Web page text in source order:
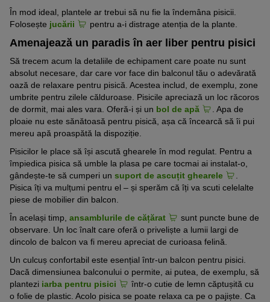
În mod ideal, plantele ar trebui să nu fie la îndemâna pisicii.
Folosește jucării pentru a-i distrage atenția de la plante.
Amenajează un paradis în aer liber pentru pisici
Să trecem acum la detaliile de echipament care poate nu sunt
absolut necesare, dar care vor face din balconul tău o adevărată
oază de relaxare pentru pisică. Acestea includ, de exemplu, zone
umbrite pentru zilele călduroase. Pisicile apreciază un loc răcoros
de dormit, mai ales vara. Oferă-i și un bol de apă
. Apa de
ploaie nu este sănătoasă pentru pisică, așa că încearcă să îi pui
mereu apă proaspătă la dispoziție.
Pisicilor le place să își ascută ghearele în mod regulat. Pentru a
împiedica pisica să umble la plasa pe care tocmai ai instalat-o,
gândește-te să cumperi un suport de ascuțit ghearele
Pisica îți va mulțumi pentru el – și sperăm că îți va scuti celelalte
piese de mobilier din balcon.
În același timp, ansamblurile de cățărat
sunt puncte bune de
observare. Un loc înalt care oferă o priveliște a lumii largi de
dincolo de balcon va fi mereu apreciat de curioasa felină.
Un culcuș confortabil este esențial într-un balcon pentru pisici.
Dacă dimensiunea balconului o permite, ai putea, de exemplu, să
plantezi iarba pentru pisici
într-o cutie de lemn căptușită cu
o folie de plastic. Acolo pisica se poate relaxa ca pe o pajiște. Ca